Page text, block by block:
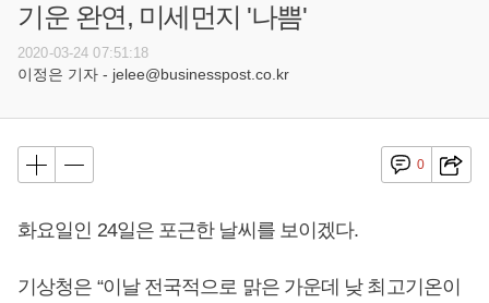
기운 완연, 미세먼지 '나쁨'
2020-03-24 07:51:18
이정은 기자 - jelee@businesspost.co.kr
0
화요일인 24일은 포근한 날씨를 보이겠다.
기상청은 “이날 전국적으로 맑은 가운데 낮 최고기온이